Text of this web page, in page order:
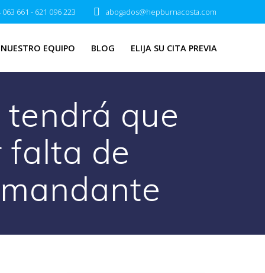
063 661 - 621 096 223 abogados@hepburnacosta.com
NUESTRO EQUIPO BLOG ELIJA SU CITA PREVIA
que
falta de